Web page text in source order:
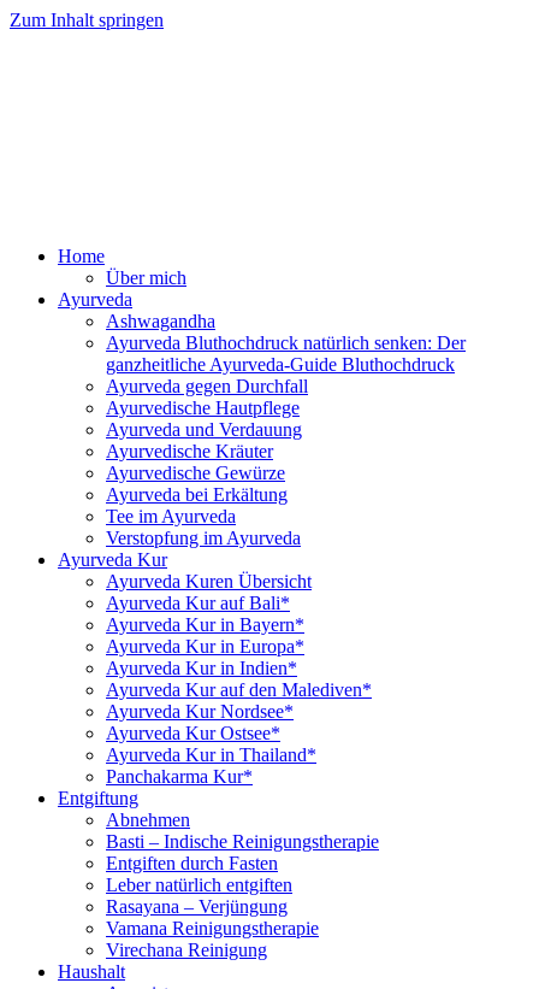
Zum Inhalt springen
Home
Über mich
Ayurveda
Ashwagandha
Ayurveda Bluthochdruck natürlich senken: Der
ganzheitliche Ayurveda-Guide Bluthochdruck
Ayurveda gegen Durchfall
Ayurvedische Hautpflege
Ayurveda und Verdauung
Ayurvedische Kräuter
Ayurvedische Gewürze
Ayurveda bei Erkältung
Tee im Ayurveda
Verstopfung im Ayurveda
Ayurveda Kur
Ayurveda Kuren Übersicht
Ayurveda Kur auf Bali*
Ayurveda Kur in Bayern*
Ayurveda Kur in Europa*
Ayurveda Kur in Indien*
Ayurveda Kur auf den Malediven*
Ayurveda Kur Nordsee*
Ayurveda Kur Ostsee*
Ayurveda Kur in Thailand*
Panchakarma Kur*
Entgiftung
Abnehmen
Basti – Indische Reinigungstherapie
Entgiften durch Fasten
Leber natürlich entgiften
Rasayana – Verjüngung
Vamana Reinigungstherapie
Virechana Reinigung
Haushalt